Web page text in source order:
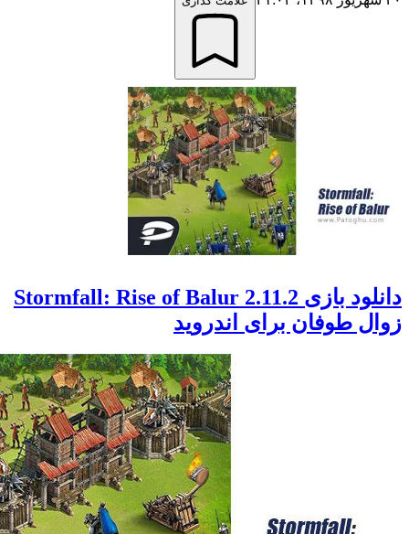
دانلود بازی Stormfall: Rise of Balur 2.11.2
طوفان برای اندروید